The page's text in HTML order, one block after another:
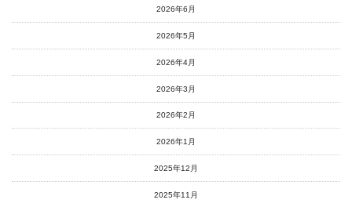
2026年6月
2026年5月
2026年4月
2026年3月
2026年2月
2026年1月
2025年12月
2025年11月